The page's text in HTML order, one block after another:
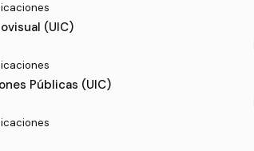
(UIC)
Públicas (UIC)